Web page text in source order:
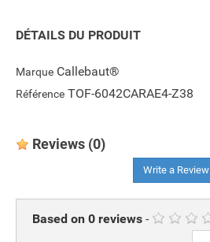
DÉTAILS DU PRODUIT
Marque Callebaut®
Référence TOF-6042CARAE4-Z38
Reviews (0)
Write a Review
Based on 0 reviews -